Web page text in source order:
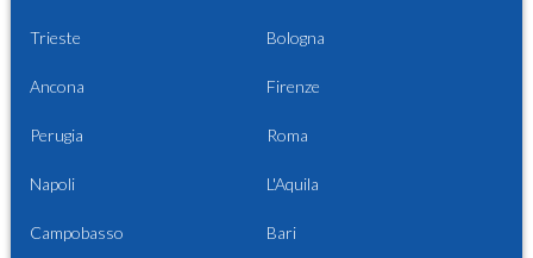
Trieste Bologna
Ancona Firenze
Perugia Roma
Napoli L'Aquila
Campobasso Bari